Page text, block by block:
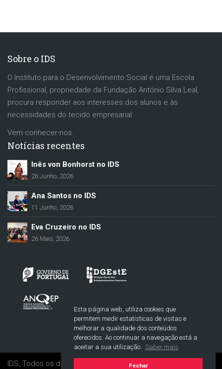
Esta página web, utiliza cookies que
permitem medir estatísticas de visitas e
melhorar a qualidade dos conteúdos
oferecidos. Ao continuar a navegação está a
aceitar a sua utilização.
Saber mais
Fechar
Sobre o IDS
O Instituto para o Desenvolvimento Social é uma Escola
Profissional, propriedade da Fundação António Silva Leal,
procura responder aos interesses dos alunos e às
necessidades do tecido empresarial
Vem conhecer-nos.
Notícias recentes
Inês von Bonhorst no IDS
26 Junho, 2026
Ana Santos no IDS
11 Junho, 2026
Eva Cruzeiro no IDS
26 Maio, 2026
IDS, Todos os direitos reservados. © 2017-2021